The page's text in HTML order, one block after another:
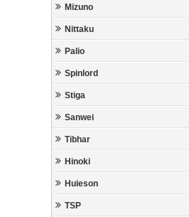
Mizuno
Nittaku
Palio
Spinlord
Stiga
Sanwei
Tibhar
Hinoki
Huieson
TSP